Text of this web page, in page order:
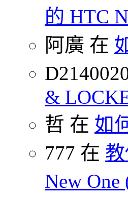
的 HTC
阿廣 在
&
哲 在 如
777 在
New